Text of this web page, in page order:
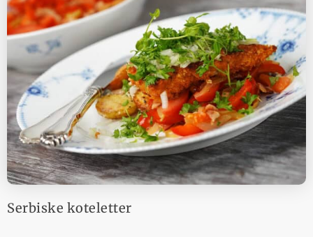
Serbiske koteletter